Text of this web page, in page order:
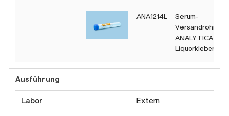
ANA1214L
Serum-
ANALYTICA (mit
Liquorkleber)
Ausführung
Labor Extern